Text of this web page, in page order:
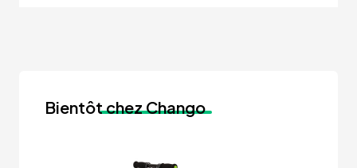
Bientôtchez Chango